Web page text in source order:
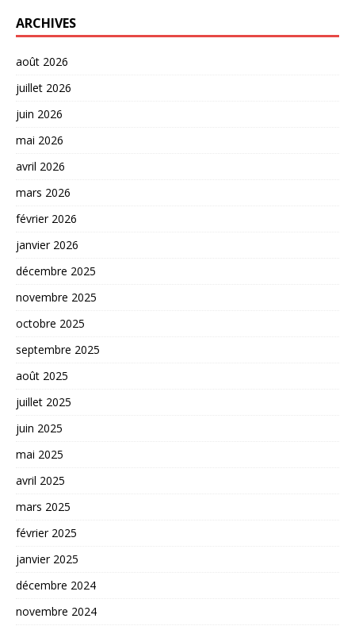
ARCHIVES
août 2026
juillet 2026
juin 2026
mai 2026
avril 2026
mars 2026
février 2026
janvier 2026
décembre 2025
novembre 2025
octobre 2025
septembre 2025
août 2025
juillet 2025
juin 2025
mai 2025
avril 2025
mars 2025
février 2025
janvier 2025
décembre 2024
novembre 2024